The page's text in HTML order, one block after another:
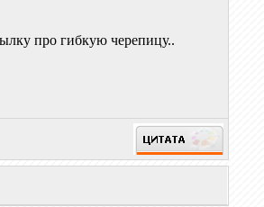
про гибкую черепицу..